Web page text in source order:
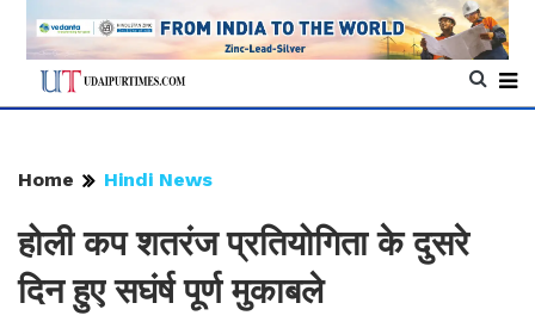
Home Hindi News
होली कप शतरंज प्रतियोगिता के दुसरे
दिन हुए सघंर्ष पूर्ण मुकाबले